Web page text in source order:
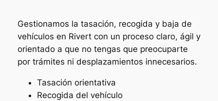
Gestionamos la tasación, recogida y baja de
vehículos en Rivert con un proceso claro, ágil y
orientado a que no tengas que preocuparte
por trámites ni desplazamientos innecesarios.
Tasación orientativa
Recogida del vehículo